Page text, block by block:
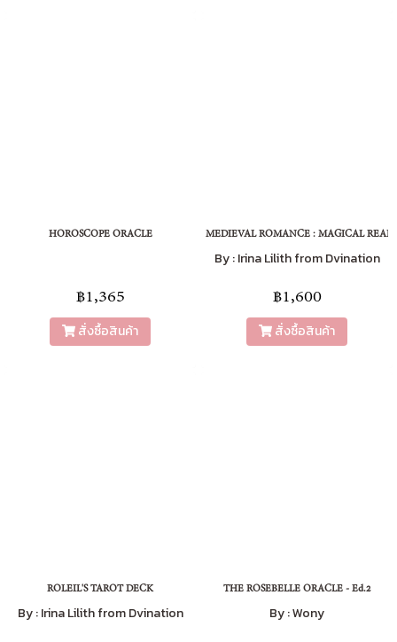
HOROSCOPE ORACLE
฿1,365
สั่งซื้อสินค้า
MEDIEVAL ROMANCE : MAGICAL
By : Irina Lilith from Dvination
฿1,600
สั่งซื้อสินค้า
ROLEIL'S TAROT DECK
By : Irina Lilith from Dvination
THE ROSEBELLE ORACLE - Ed.2
By : Wony